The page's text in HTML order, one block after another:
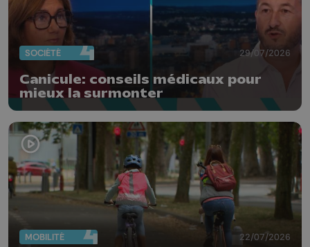
SOCIÉTÉ 29/07/2026
Canicule: conseils médicaux pour
mieux la surmonter
MOBILITÉ 22/07/2026